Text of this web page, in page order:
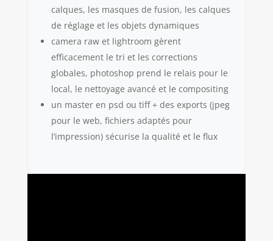
calques, les masques de fusion, les calques
de réglage et les objets dynamiques
camera raw et lightroom gèrent
efficacement le tri et les corrections
globales, photoshop prend le relais pour le
local, le nettoyage avancé et le compositing
un master en psd ou tiff + des exports (jpeg
pour le web, fichiers adaptés pour
l’impression) sécurise la qualité et le flux